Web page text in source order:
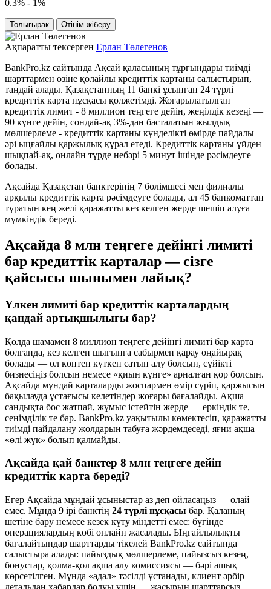
0.3% - 1%
Толығырак Өтінім жіберу
Ақпаратты тексерген Ерлан Төлегенов
BankPro.kz сайтында Ақсай қаласының тұрғындары тиімді
шарттармен өзіне қолайлы кредиттік картаны салыстырып,
таңдай алады. Қазақстанның 11 банкі ұсынған 24 түрлі
кредиттік карта нұсқасы қолжетімді. Жоғарылатылған
кредиттік лимит - 8 миллион теңгеге дейін, жеңілдік кезеңі —
90 күнге дейін, сондай-ақ 3%-дан басталатын жылдық
мөлшерлеме - кредиттік картаны күнделікті өмірде пайдалы
әрі ыңғайлы қаржылық құрал етеді. Кредиттік картаны үйден
шықпай-ақ, онлайн түрде небәрі 5 минут ішінде рәсімдеуге
болады.
Ақсайда Қазақстан банктерінің 7 бөлімшесі мен филиалы
арқылы кредиттік карта рәсімдеуге болады, ал 45 банкоматтан
тұратын кең желі қаражатты кез келген жерде шешіп алуға
мүмкіндік береді.
Ақсайда 8 млн теңгеге дейінгі лимиті
бар кредиттік карталар — сізге
қайсысы шынымен лайық?
Үлкен лимиті бар кредиттік карталардың
қандай артықшылығы бар?
Қолда шамамен 8 миллион теңгеге дейінгі лимиті бар карта
болғанда, кез келген шығынға сабырмен қарау оңайырақ
болады — ол көптен күткен сатып алу болсын, сүйікті
бизнесіңіз болсын немесе «қиын күнге» арналған қор болсын.
Ақсайда мұндай карталарды жоспармен өмір сүріп, қаржысын
бақылауда ұстағысы келетіндер жоғары бағалайды. Ақша
сандықта бос жатпай, жұмыс істейтін жерде — еркіндік те,
сенімділік те бар. BankPro.kz уақытылы көмектесіп, қаражатты
тиімді пайдалану жолдарын табуға жәрдемдеседі, яғни ақша
«өлі жүк» болып қалмайды.
Ақсайда қай банктер 8 млн теңгеге дейін
кредиттік карта береді?
Егер Ақсайда мұндай ұсыныстар аз деп ойласаңыз — олай
емес. Мұнда 9 ірі банктің 24 түрлі нұсқасы бар. Қаланың
шетіне бару немесе кезек күту міндетті емес: бүгінде
операциялардың көбі онлайн жасалады. Ыңғайлылықты
бағалайтындар шарттарды тікелей BankPro.kz сайтында
салыстыра алады: пайыздық мөлшерлеме, пайызсыз кезең,
бонустар, қолма-қол ақша алу комиссиясы — бәрі ашық
көрсетілген. Мұнда «адал» тәсілді ұстанады, клиент әрбір